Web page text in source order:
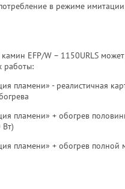
в режиме
EFP/W – 1150URLS
работы:
пламени» - реалистичная
пламени» + обогрев
пламени» + обогрев полной